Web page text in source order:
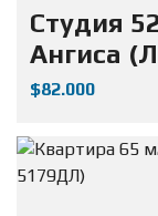
Студия
Ангиса
$82.000